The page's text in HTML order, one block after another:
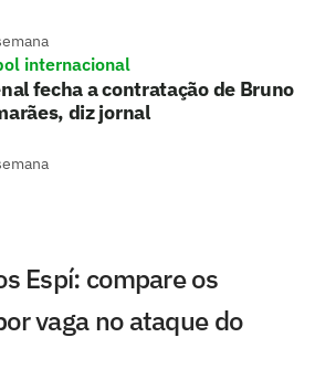
internacional
fecha a contratação de Bruno
diz jornal
Espí: compare os
vaga no ataque do